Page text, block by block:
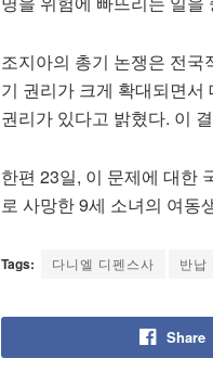
조지아의 총기 논쟁은 전
기 권리가 크게 확대되면
권리가 있다고 밝혔다. 이
한편 23일, 이 문제에 대한
로 사망한 9세 소녀의 여동
Tags: 다니엘 디펜스사 반납
Share